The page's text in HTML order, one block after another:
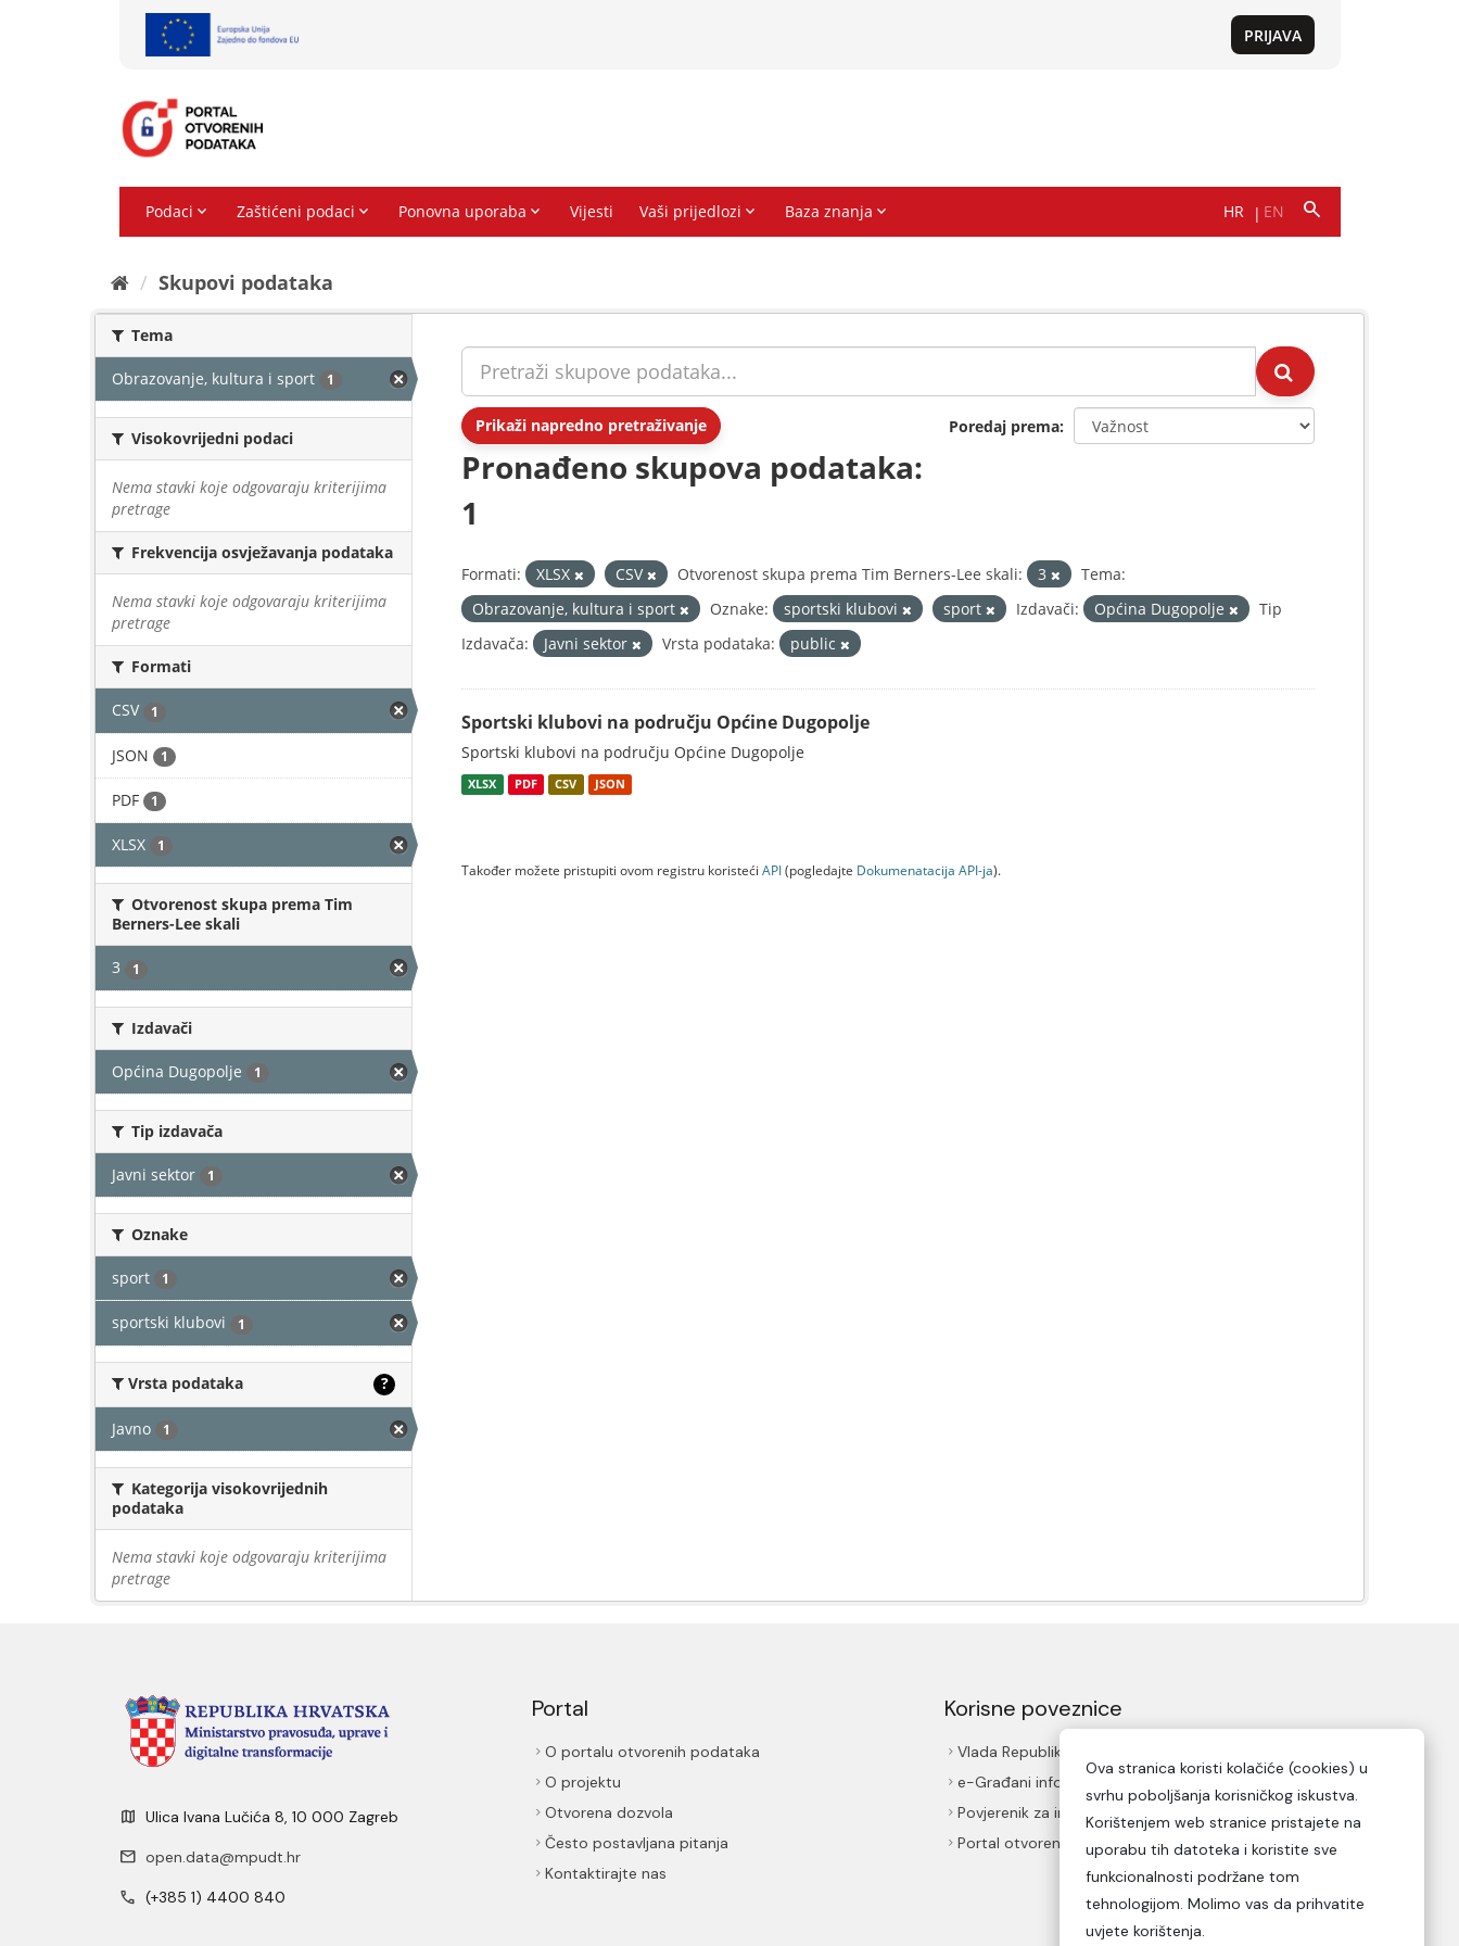
Skupovi podаtаkа
Tema
Obrazovanje, kultura i sport 1
Visokovrijedni podaci
Nema stavki koje odgovaraju kriterijima
pretrage
Frekvencija osvježavanja podataka
Nema stavki koje odgovaraju kriterijima
pretrage
Formati
CSV 1
JSON 1
PDF 1
XLSX 1
Otvorenost skupa prema Tim
Berners-Lee skali
3 1
Izdavači
Općina Dugopolje 1
Tip izdavača
Javni sektor 1
Oznake
sport 1
sportski klubovi 1
Vrsta podataka ?
Javno 1
Kategorija visokovrijednih
podataka
Nema stavki koje odgovaraju kriterijima
pretrage
Prikaži napredno pretraživanje Poredaj prema
Pronađeno skupova podataka:
1
Formati: XLSX CSV Otvorenost skupa prema Tim Berners-Lee skali: 3
Tema:
Obrazovanje, kultura i sport
Oznake: sportski klubovi sport Izdavači: Općina Dugopolje
Tip
Izdavača:
Javni sektor Vrsta podataka: public
Sportski klubovi na području Općine Dugopolje
Sportski klubovi na području Općine Dugopolje
XLSX PDF CSV JSON
Također možete pristupiti ovom registru koristeći API(pogledajte Dokumenаtаcijа API-jа).